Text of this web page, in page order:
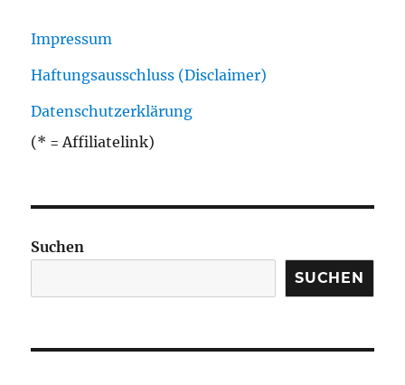
Impressum
Haftungsausschluss (Disclaimer)
Datenschutzerklärung
(* = Affiliatelink)
Suchen
SUCHEN